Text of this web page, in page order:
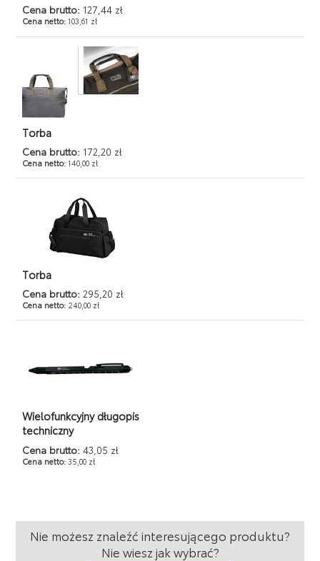
Cena brutto: 127,44 zł
Cena netto:103,61 zł
Torba
Cena brutto: 172,20 zł
Cena netto:140,00 zł
Torba
Cena brutto: 295,20 zł
Cena netto: 240,00 zł
Wielofunkcyjny długopis
techniczny
Cena brutto: 43,05 zł
Cena netto:35,00 zł
Nie możesz znaleźć interesującego produktu?
Nie wiesz jak wybrać?